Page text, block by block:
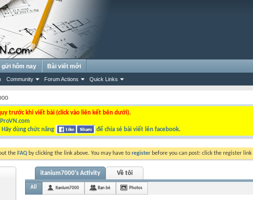
Community Forum Actions Quick Links
gửi hôm nay Bài viết mới
trước khi viết bài (click vào liên kết bên dưới).
dùng chức năng để chia sẻ bài viết lên facebook.
the FAQ by clicking the link above. You may have to register before you can post: click the register
itanium7000's Activity Về tôi
All itanium7000 Bạn bè Photos